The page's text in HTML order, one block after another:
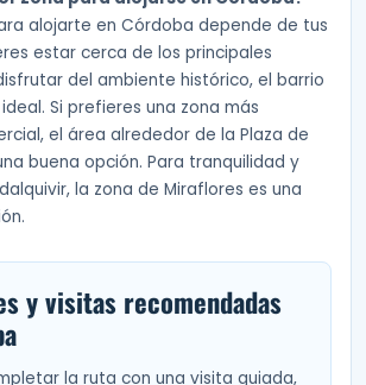
alojarte en Córdoba depende de tus
estar cerca de los principales
del ambiente histórico, el barrio
Si prefieres una zona más
el área alrededor de la Plaza de
buena opción. Para tranquilidad y
la zona de Miraflores es una
y visitas recomendadas
la ruta con una visita guiada,